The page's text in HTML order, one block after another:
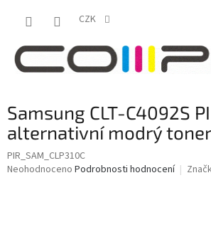
CZK
Samsung CLT-C4092S
alternativní modrý toner
PIR_SAM_CLP310C
Průměrné
Neohodnoceno Podrobnosti hodnocení